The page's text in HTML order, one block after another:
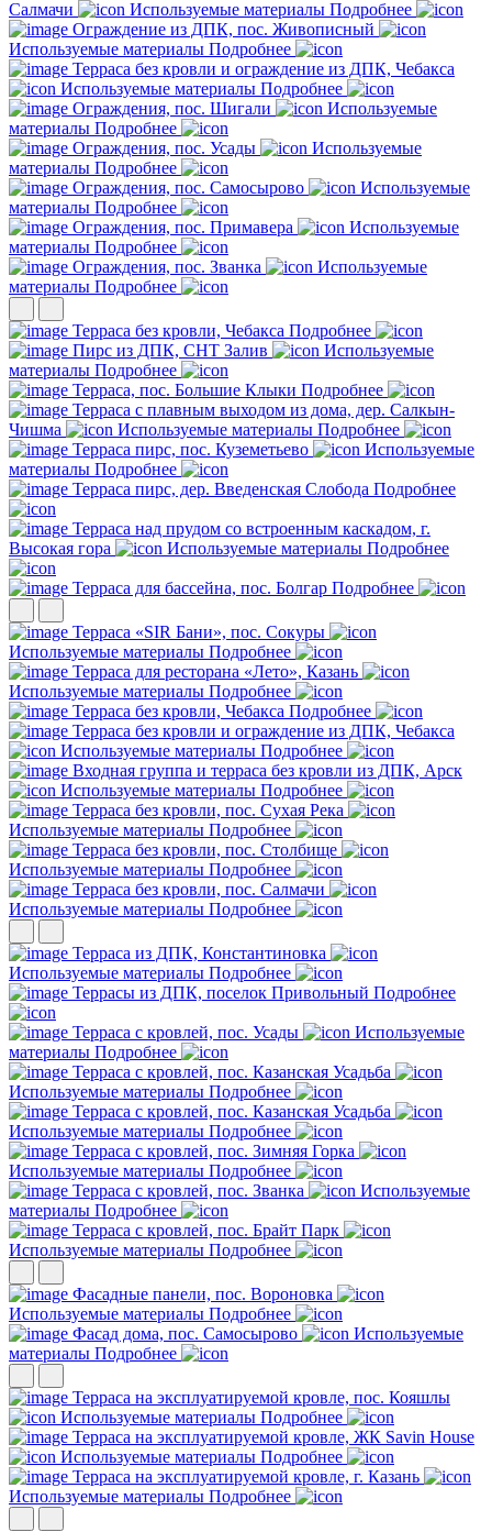
Салмачи Используемые материалы Подробнее
Ограждение из ДПК, пос. Живописный
Используемые материалы Подробнее
Терраса без кровли и ограждение из ДПК, Чебакса
Используемые материалы Подробнее
Ограждения, пос. Шигали
Используемые
материалы Подробнее
Ограждения, пос. Усады
Используемые
материалы Подробнее
Ограждения, пос. Самосырово
Используемые
материалы Подробнее
Ограждения, пос. Примавера
Используемые
материалы Подробнее
Ограждения, пос. Званка
Используемые
материалы Подробнее
Терраса без кровли, Чебакса Подробнее
Пирс из ДПК, СНТ Залив
Используемые
материалы Подробнее
Терраса, пос. Большие Клыки Подробнее
Терраса с плавным выходом из дома, дер. Салкын-
Чишма
Используемые материалы Подробнее
Терраса пирс, пос. Куземетьево
Используемые
материалы Подробнее
Терраса пирс, дер. Введенская Слобода Подробнее
Терраса над прудом со встроенным каскадом, г.
Высокая гора
Используемые материалы Подробнее
Терраса для бассейна, пос. Болгар Подробнее
Терраса «SIR Бани», пос. Сокуры
Используемые материалы Подробнее
Терраса для ресторана «Лето», Казань
Используемые материалы Подробнее
Терраса без кровли, Чебакса Подробнее
Терраса без кровли и ограждение из ДПК, Чебакса
Используемые материалы Подробнее
Входная группа и терраса без кровли из ДПК, Арск
Используемые материалы Подробнее
Терраса без кровли, пос. Сухая Река
Используемые материалы Подробнее
Терраса без кровли, пос. Столбище
Используемые материалы Подробнее
Терраса без кровли, пос. Салмачи
Используемые материалы Подробнее
Терраса из ДПК, Константиновка
Используемые материалы Подробнее
Террасы из ДПК, поселок Привольный Подробнее
Терраса с кровлей, пос. Усады
Используемые
материалы Подробнее
Терраса с кровлей, пос. Казанская Усадьба
Используемые материалы Подробнее
Терраса с кровлей, пос. Казанская Усадьба
Используемые материалы Подробнее
Терраса с кровлей, пос. Зимняя Горка
Используемые материалы Подробнее
Терраса с кровлей, пос. Званка
Используемые
материалы Подробнее
Терраса с кровлей, пос. Брайт Парк
Используемые материалы Подробнее
Фасадные панели, пос. Вороновка
Используемые материалы Подробнее
Фасад дома, пос. Самосырово
Используемые
материалы Подробнее
Терраса на эксплуатируемой кровле, пос. Кояшлы
Используемые материалы Подробнее
Терраса на эксплуатируемой кровле, ЖК Savin House
Используемые материалы Подробнее
Терраса на эксплуатируемой кровле, г. Казань
Используемые материалы Подробнее